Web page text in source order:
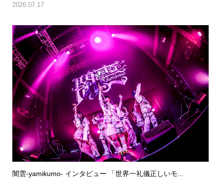
2026.07.17
闇雲-yamikumo- インタビュー 「世界一礼儀正しいモ...